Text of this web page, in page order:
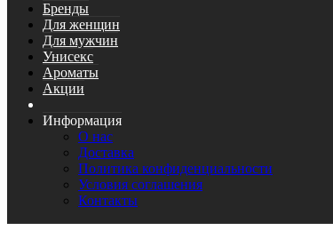
Бренды
Для женщин
Для мужчин
Унисекс
Ароматы
Акции
Информация
О нас
Доставка
Политика конфиденциальности
Условия соглашения
Контакты